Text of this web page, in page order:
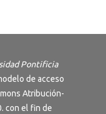
Pontificia
de acceso
Atribución-
. con el fin de